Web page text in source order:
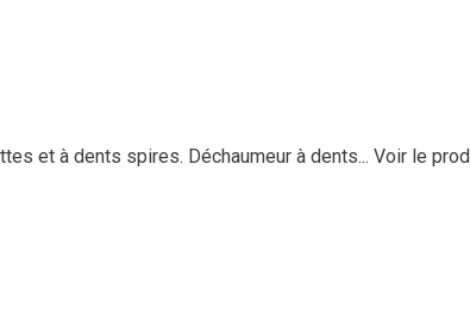
et à dents spires. Déchaumeur à dents... Voir le